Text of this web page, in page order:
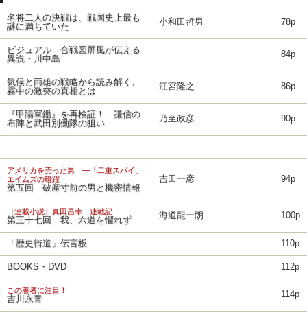
名将二人の決戦は、戦国史上最も
謎に満ちていた
小和田哲男 78p
ビジュアル 合戦図屏風が伝える
異説・川中島
84p
気候と両雄の戦略から読み解く、
霧中の激突の真相とは
江宮隆之 86p
『甲陽軍鑑』を再検証！ 謙信の
布陣と武田別働隊の狙い
乃至政彦 90p
アメリカを売った男 ―「二重スパイ」
エイムズの暗躍
第五回 破産寸前の男と機密情報
吉田一彦 94p
［連載小説］真田昌幸 連戦記
第三十七回 我、六道を懼れず 海道龍一朗 100p
「歴史街道」伝言板 110p
BOOKS・DVD 112p
この著者に注目！
吉川永青 114p